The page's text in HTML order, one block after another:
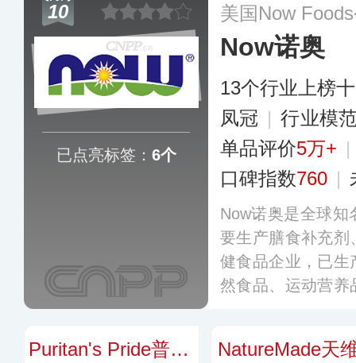
10
已点亮标签： 6个
美国Now
Now诺奥
13个行业上榜
凤冠 | 行业模
单品评价5万+ |
口碑指数760 |
Now诺奥是全球
要生产膳食补充剂
健食品企业，已生
然食品、运动营养
Puritan's Pride普丽普莱 NatureMade天